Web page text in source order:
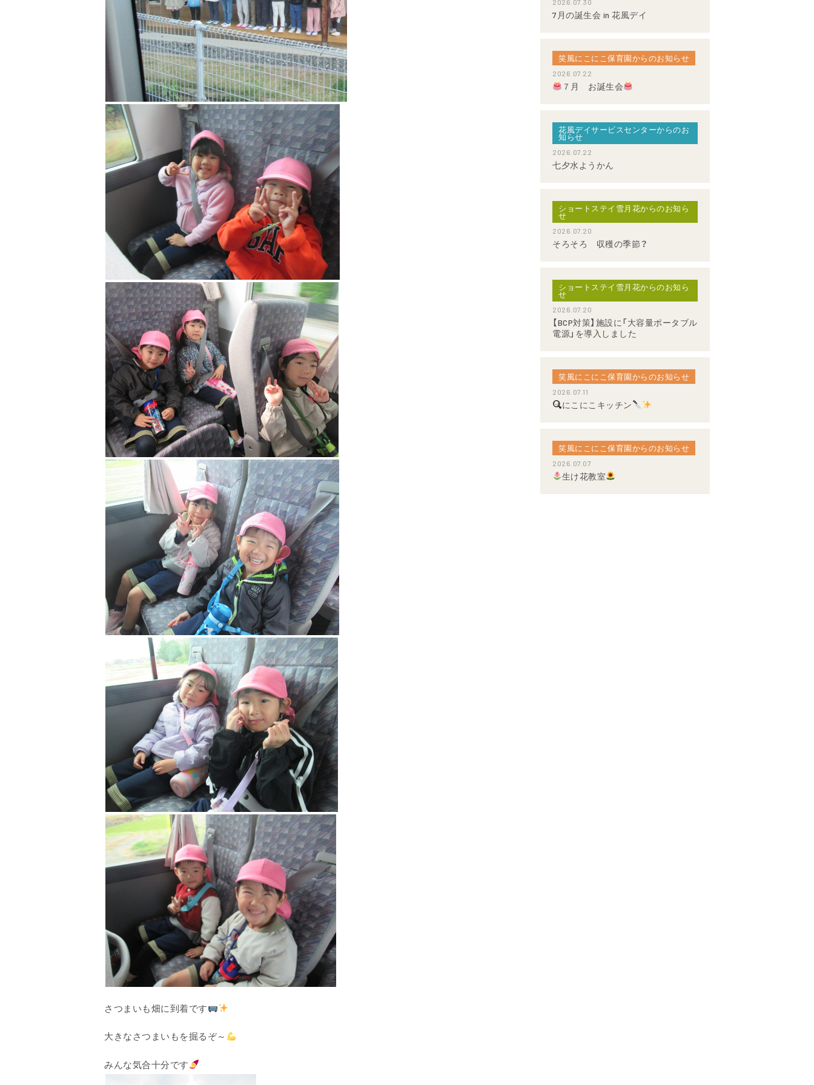
さつまいも畑に到着です
大きなさつまいもを掘るぞ～
みんな気合十分です
2026.07.30
7月の誕生会 in 花風デイ
笑風にこにこ保育園からのお知らせ
2026.07.22
７月 お誕生会
花風デイサービスセンターからのお
知らせ
2026.07.22
七夕水ようかん
ショートステイ雪月花からのお知ら
せ
2026.07.20
そろそろ 収穫の季節？
ショートステイ雪月花からのお知ら
せ
2026.07.20
【BCP対策】施設に「大容量ポータブル
電源」を導入しました
笑風にこにこ保育園からのお知らせ
2026.07.11
にこにこキッチン
笑風にこにこ保育園からのお知らせ
2026.07.07
生け花教室